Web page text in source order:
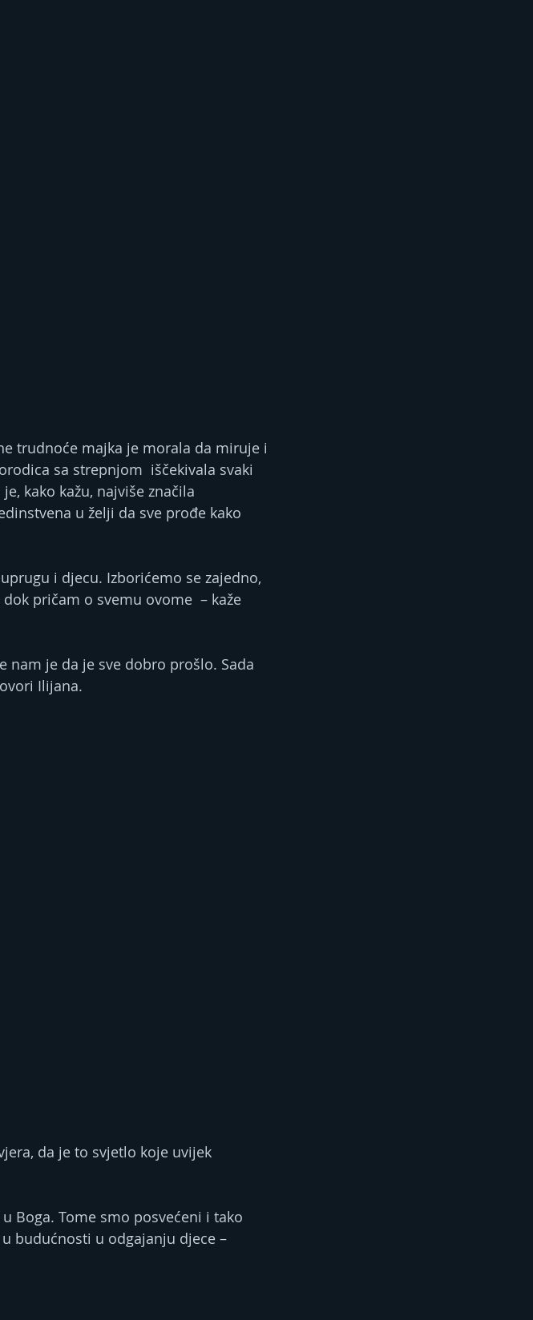
trudnoće majka je morala da miruje i
sa strepnjom  iščekivala svaki
kako kažu, najviše značila
u želji da sve prođe kako
i djecu. Izborićemo se zajedno,
pričam o svemu ovome  – kaže
je da je sve dobro prošlo. Sada
Ilijana.
da je to svjetlo koje uvijek
Boga. Tome smo posvećeni i tako
budućnosti u odgajanju djece –